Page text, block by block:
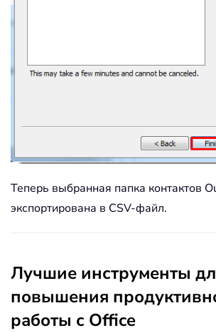
Теперь выбранная папка контактов
экспортирована в CSV-файл.
Лучшие инструменты
повышения
работы с Office